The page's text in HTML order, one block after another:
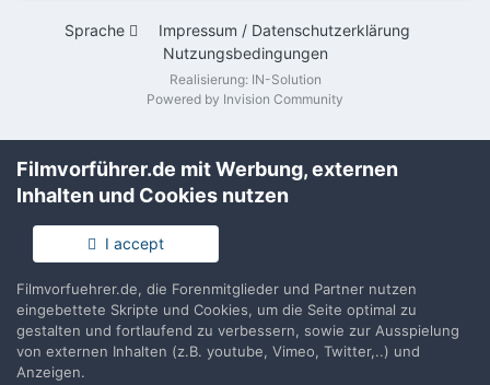
Sprache
Impressum / Datenschutzerklärung
Nutzungsbedingungen
Realisierung: IN-Solution
Powered by Invision Community
Filmvorführer.de mit Werbung, externen
Inhalten und Cookies nutzen
I accept
Filmvorfuehrer.de, die Forenmitglieder und Partner nutzen
eingebettete Skripte und Cookies, um die Seite optimal zu
gestalten und fortlaufend zu verbessern, sowie zur Ausspielung
von externen Inhalten (z.B. youtube, Vimeo, Twitter,..) und
Anzeigen.